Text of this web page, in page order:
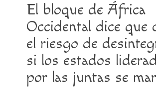
El bloque de África
Occidental dice que
el riesgo de
si los estados
por las juntas se